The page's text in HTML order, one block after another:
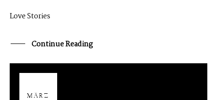
Love Stories
Continue Reading
MÄRZ